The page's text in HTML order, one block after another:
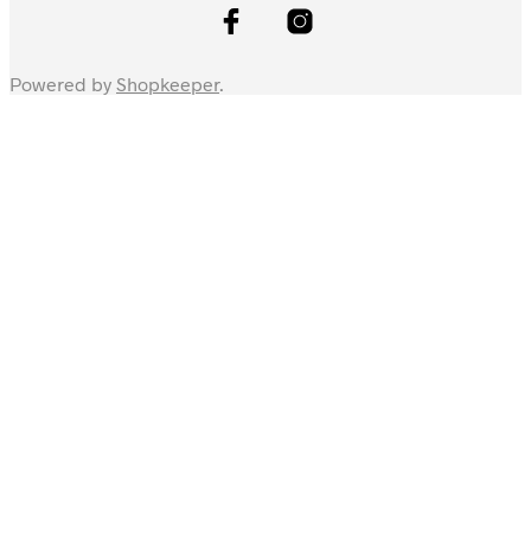
Powered by Shopkeeper.